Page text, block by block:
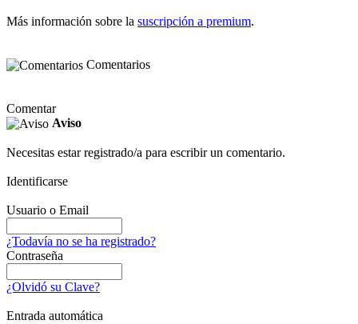
Más información sobre la suscripción a premium.
Comentarios
Comentar
Aviso
Necesitas estar registrado/a para escribir un comentario.
Identificarse
Usuario o Email
¿Todavía no se ha registrado?
Contraseña
¿Olvidó su Clave?
Entrada automática